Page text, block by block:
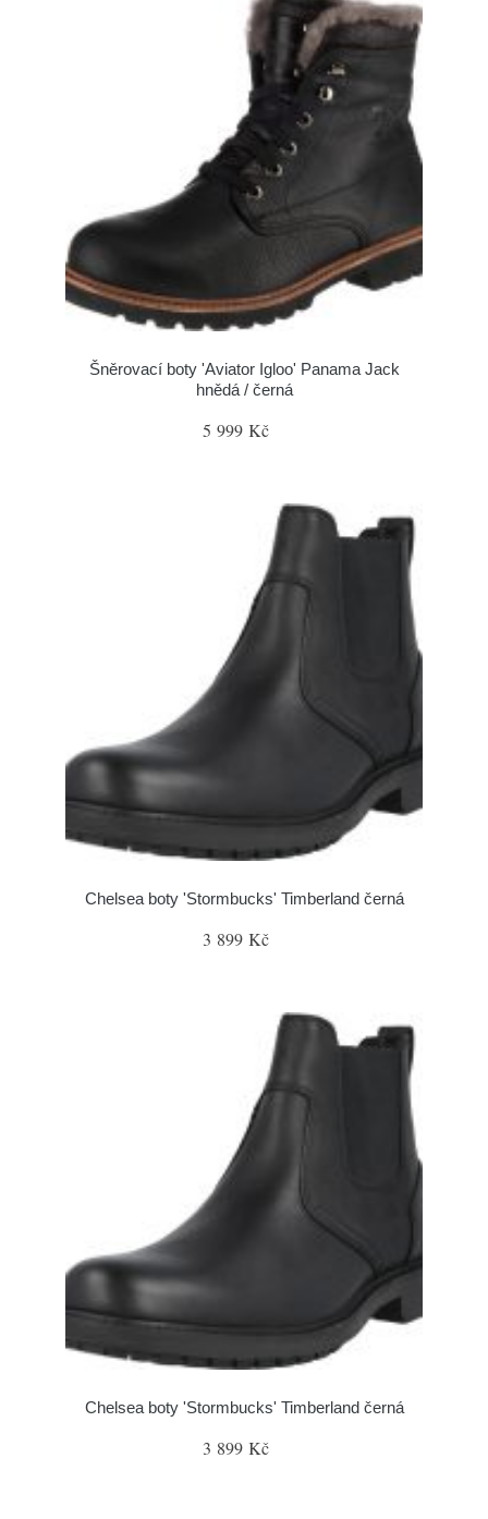
Šněrovací boty 'Aviator Igloo' Panama Jack
hnědá / černá
5 999 Kč
Chelsea boty 'Stormbucks' Timberland černá
3 899 Kč
Chelsea boty 'Stormbucks' Timberland černá
3 899 Kč